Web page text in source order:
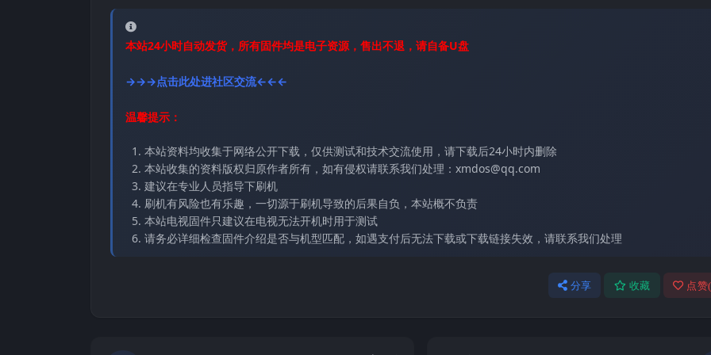
本站24小时自动发货，所有固件均是电子资源，售出不退，请自备U盘
→→→点击此处进社区交流←←←
温馨提示：
本站资料均收集于网络公开下载，仅供测试和技术交流使用，请下载后24小时内删除
本站收集的资料版权归原作者所有，如有侵权请联系我们处理：xmdos@qq.com
建议在专业人员指导下刷机
刷机有风险也有乐趣，一切源于刷机导致的后果自负，本站概不负责
本站电视固件只建议在电视无法开机时用于测试
请务必详细检查固件介绍是否与机型匹配，如遇支付后无法下载或下载链接失效，请联系我们处理
分享 收藏 点赞(